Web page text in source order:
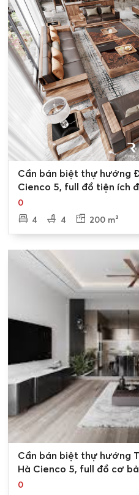
Cần bán biệt thự hướng
Cienco 5, full đồ tiện ích
0
4
4 200 m²
Cần bán biệt thự hướng
Hà Cienco 5, full đồ cơ
0